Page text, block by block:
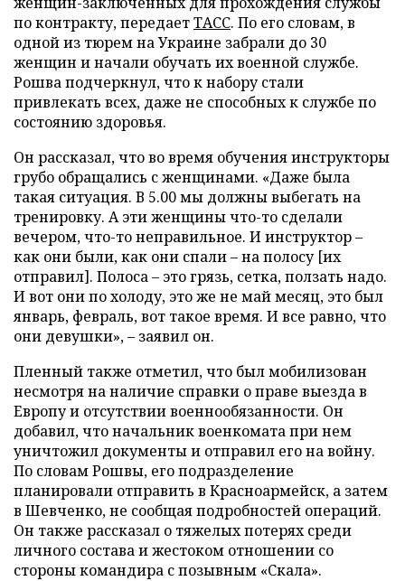
по контракту, передаетТАСС. По его словам, в
одной из тюрем на Украине забрали до 30
женщин и начали обучать их военной службе.
Рошва подчеркнул, что к набору стали
привлекать всех, даже не способных к службе по
состоянию здоровья.
Он рассказал, что во время обучения инструкторы
грубо обращались с женщинами. «Даже была
такая ситуация. В 5.00 мы должны выбегать на
тренировку. А эти женщины что-то сделали
вечером, что-то неправильное. И инструктор –
как они были, как они спали – на полосу [их
отправил]. Полоса – это грязь, сетка, ползать надо.
И вот они по холоду, это же не май месяц, это был
январь, февраль, вот такое время. И все равно, что
они девушки», – заявил он.
Пленный также отметил, что был мобилизован
несмотря на наличие справки о праве выезда в
Европу и отсутствии военнообязанности. Он
добавил, что начальник военкомата при нем
уничтожил документы и отправил его на войну.
По словам Рошвы, его подразделение
планировали отправить в Красноармейск, а затем
в Шевченко, не сообщая подробностей операций.
Он также рассказал о тяжелых потерях среди
личного состава и жестоком отношении со
стороны командира с позывным «Скала».